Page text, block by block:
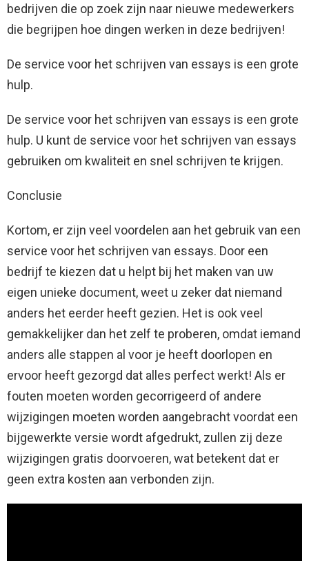
bedrijven die op zoek zijn naar nieuwe medewerkers
die begrijpen hoe dingen werken in deze bedrijven!
De service voor het schrijven van essays is een grote
hulp.
De service voor het schrijven van essays is een grote
hulp. U kunt de service voor het schrijven van essays
gebruiken om kwaliteit en snel schrijven te krijgen.
Conclusie
Kortom, er zijn veel voordelen aan het gebruik van een
service voor het schrijven van essays. Door een
bedrijf te kiezen dat u helpt bij het maken van uw
eigen unieke document, weet u zeker dat niemand
anders het eerder heeft gezien. Het is ook veel
gemakkelijker dan het zelf te proberen, omdat iemand
anders alle stappen al voor je heeft doorlopen en
ervoor heeft gezorgd dat alles perfect werkt! Als er
fouten moeten worden gecorrigeerd of andere
wijzigingen moeten worden aangebracht voordat een
bijgewerkte versie wordt afgedrukt, zullen zij deze
wijzigingen gratis doorvoeren, wat betekent dat er
geen extra kosten aan verbonden zijn.